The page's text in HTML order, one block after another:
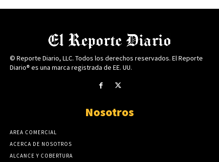
© Reporte Diario, LLC. Todos los derechos reservados. El Reporte
Diario® es una marca registrada de EE. UU.
Nosotros
AREA COMERCIAL
ACERCA DE NOSOTROS
ALCANCE Y COBERTURA